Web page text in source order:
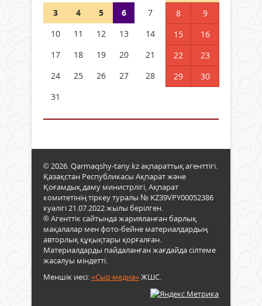
3
4 5 6 7 8
9
10
11 12 13 14 15
16
17
18 19 20 21 22
23
24
25 26 27 28 29
30
31
© 2026. Qarmaqshy-tany.kz ақпараттық агенттігі.
Қазақстан Республикасы Ақпарат және
Қоғамдық даму министрлігі, Ақпарат
комитетінің тіркеу туралы № KZ39VPY00052386
куәлігі 21.07.2022 жылы берілген.
® Агенттік сайтында жарияланған барлық
мақалалар мен фото-бейне материалдардың
авторлық құқықтары қорғалған.
Материалдарды пайдаланған жағдайда сілтеме
жасалуы міндетті.
Меншік иесі:«Сыр медиа»ЖШС.